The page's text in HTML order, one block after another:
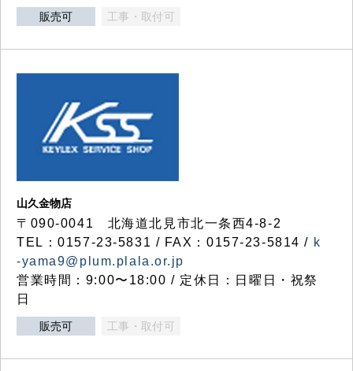
販売可 工事・取付可
山久金物店
〒090-0041 北海道北見市北一条西4-8-2
TEL：0157-23-5831 / FAX：0157-23-5814 / k
-yama9@plum.plala.or.jp
営業時間：9:00〜18:00 / 定休日：日曜日・祝祭
日
販売可 工事・取付可